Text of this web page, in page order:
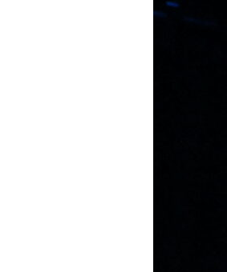
fait son entrée au CESAM avec Marie